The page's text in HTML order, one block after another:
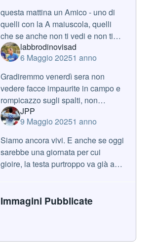
questa mattina un Amico - uno di
quelli con la A maiuscola, quelli
che se anche non ti vedi e non ti
senti da tempo restano l'Amico- via
WhatsApp mi ha ricordato un'altra
giornata "drammatica" vissuta
labbrodinovisad
6 Maggio 20251 anno
Gradiremmo venerdì sera non
vedere facce impaurite in campo e
rompicazzo sugli spalti, non
vogliamo sentire nulla durante i
novanta minuti che non sia un
incitamento a chi sta giocando
JPP
9 Maggio 20251 anno
Siamo ancora vivi. E anche se oggi
sarebbe una giornata per cui
gioire, la testa purtroppo va già a
tifosi della Salernitana. Non
Immagini Pubblicate